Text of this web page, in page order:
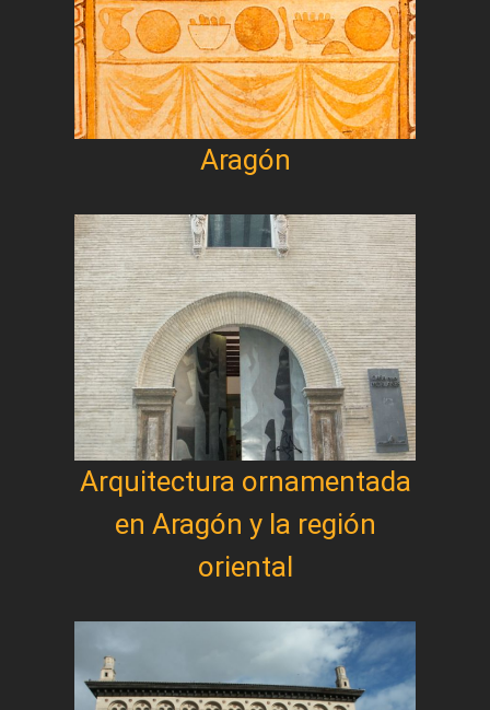
Aragón
Arquitectura ornamentada
en Aragón y la región
oriental